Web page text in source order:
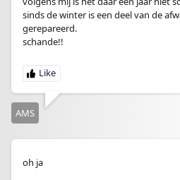
sinds de winter is een deel van de
gerepareerd.
schande!!
AMS
oh ja